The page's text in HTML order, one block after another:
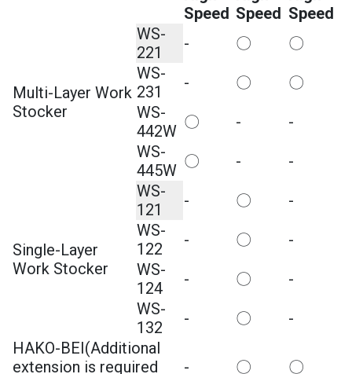
Speed Speed Speed
Multi-Layer Work
Stocker
WS-
221
- 〇
〇
WS-
231
- 〇
〇
WS-
442W 〇 -
-
WS-
445W 〇 - -
Single-Layer
Work Stocker
WS-
121
- 〇
-
WS-
122
- 〇
-
WS-
124
- 〇
-
WS-
132
- 〇
-
HAKO-BEI(Additional
extension is required
- 〇 〇